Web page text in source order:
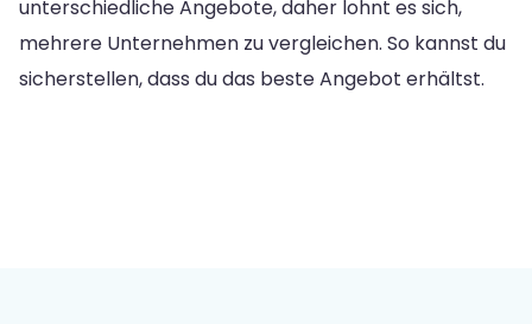
unterschiedliche Angebote, daher lohnt es sich,
mehrere Unternehmen zu vergleichen. So kannst du
sicherstellen, dass du das beste Angebot erhältst.